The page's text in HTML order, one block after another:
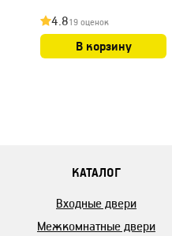
4.819 оценок
В корзину
КАТАЛОГ
Входные двери
Межкомнатные двери